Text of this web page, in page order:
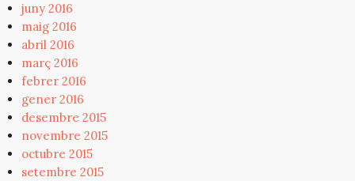
juny 2016
maig 2016
abril 2016
març 2016
febrer 2016
gener 2016
desembre 2015
novembre 2015
octubre 2015
setembre 2015